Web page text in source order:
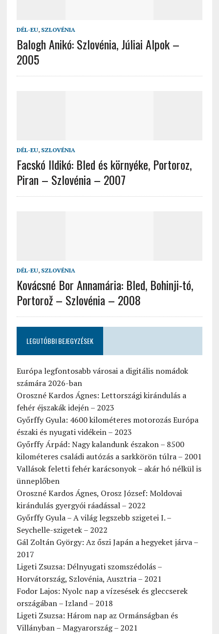
DÉL-EU, SZLOVÉNIA
Balogh Anikó: Szlovénia, Júliai Alpok –
2005
DÉL-EU, SZLOVÉNIA
Facskó Ildikó: Bled és környéke, Portoroz,
Piran – Szlovénia – 2007
DÉL-EU, SZLOVÉNIA
Kovácsné Bor Annamária: Bled, Bohinji-tó,
Portorož – Szlovénia – 2008
LEGUTÓBBI BEJEGYZÉSEK
Európa legfontosabb városai a digitális nomádok
számára 2026-ban
Oroszné Kardos Ágnes: Lettországi kirándulás a
fehér éjszakák idején – 2023
Győrffy Gyula: 4600 kilométeres motorozás Európa
északi és nyugati vidékein – 2023
Győrffy Árpád: Nagy kalandunk északon – 8500
kilométeres családi autózás a sarkkörön túlra – 2001
Vallások feletti fehér karácsonyok – akár hó nélkül is
ünneplőben
Oroszné Kardos Ágnes, Orosz József: Moldovai
kirándulás gyergyói ráadással – 2022
Győrffy Gyula – A világ legszebb szigetei I. –
Seychelle-szigetek – 2022
Gál Zoltán György: Az őszi Japán a hegyeket járva –
2017
Ligeti Zsuzsa: Délnyugati szomszédolás –
Horvátország, Szlovénia, Ausztria – 2021
Fodor Lajos: Nyolc nap a vízesések és gleccserek
országában – Izland – 2018
Ligeti Zsuzsa: Három nap az Ormánságban és
Villányban – Magyarország – 2021